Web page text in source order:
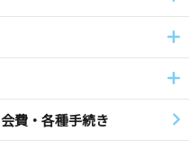
会費・各種手続き